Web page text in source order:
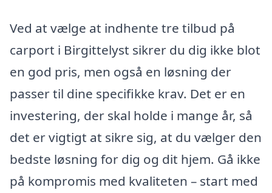
Ved at vælge at indhente tre tilbud på
carport i Birgittelyst sikrer du dig ikke blot
en god pris, men også en løsning der
passer til dine specifikke krav. Det er en
investering, der skal holde i mange år, så
det er vigtigt at sikre sig, at du vælger den
bedste løsning for dig og dit hjem. Gå ikke
på kompromis med kvaliteten – start med